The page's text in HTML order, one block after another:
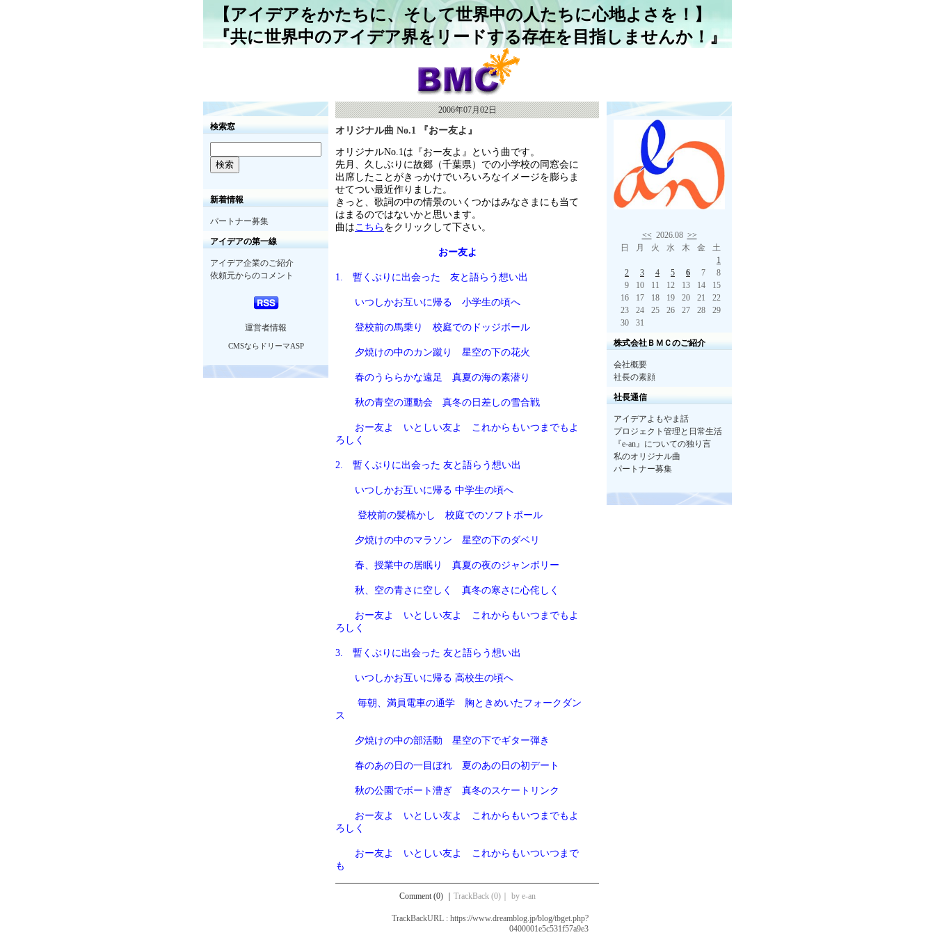
【アイデアをかたちに、そして世界中の人たちに心地よさを！】
『共に世界中のアイデア界をリードする存在を目指しませんか！』
検索窓
新着情報
パートナー募集
アイデアの第一線
アイデア企業のご紹介
依頼元からのコメント
運営者情報
CMSならドリーマASP
2006年07月02日
オリジナル曲 No.1 『おー友よ』
オリジナルNo.1は『おー友よ』という曲です。
先月、久しぶりに故郷（千葉県）での小学校の同窓会に
出席したことがきっかけでいろいろなイメージを膨らま
せてつい最近作りました。
きっと、歌詞の中の情景のいくつかはみなさまにも当て
はまるのではないかと思います。
曲はこちら をクリックして下さい。
おー友よ
1. 暫くぶりに出会った 友と語らう想い出
いつしかお互いに帰る 小学生の頃へ
登校前の馬乗り 校庭でのドッジボール
夕焼けの中のカン蹴り 星空の下の花火
春のうららかな遠足 真夏の海の素潜り
秋の青空の運動会 真冬の日差しの雪合戦
おー友よ いとしい友よ これからもいつまでもよ
ろしく
2. 暫くぶりに出会った 友と語らう想い出
いつしかお互いに帰る 中学生の頃へ
登校前の髪梳かし 校庭でのソフトボール
夕焼けの中のマラソン 星空の下のダベリ
春、授業中の居眠り 真夏の夜のジャンボリー
秋、空の青さに空しく 真冬の寒さに心侘しく
おー友よ いとしい友よ これからもいつまでもよ
ろしく
3. 暫くぶりに出会った 友と語らう想い出
いつしかお互いに帰る 高校生の頃へ
毎朝、満員電車の通学 胸ときめいたフォークダン
ス
夕焼けの中の部活動 星空の下でギター弾き
春のあの日の一目ぼれ 夏のあの日の初デート
秋の公園でボート漕ぎ 真冬のスケートリンク
おー友よ いとしい友よ これからもいつまでもよ
ろしく
おー友よ いとしい友よ これからもいついつまで
も
Comment (0) TrackBack (0)｜ by e-an
TrackBackURL : https://www.dreamblog.jp/blog/tbget.php?
0400001e5c531f57a9e3
<< 2026.08 >>
日
2
9
16
23
30
月
3
10
17
24
31
火
4
11
18
25
水
5
12
19
26
木
6
13
20
27
金
7
14
21
28
土
1
8
15
22
29
株式会社ＢＭＣのご紹介
会社概要
社長の素顔
社長通信
アイデアよもやま話
プロジェクト管理と日常生活
『e-an』についての独り言
私のオリジナル曲
パートナー募集